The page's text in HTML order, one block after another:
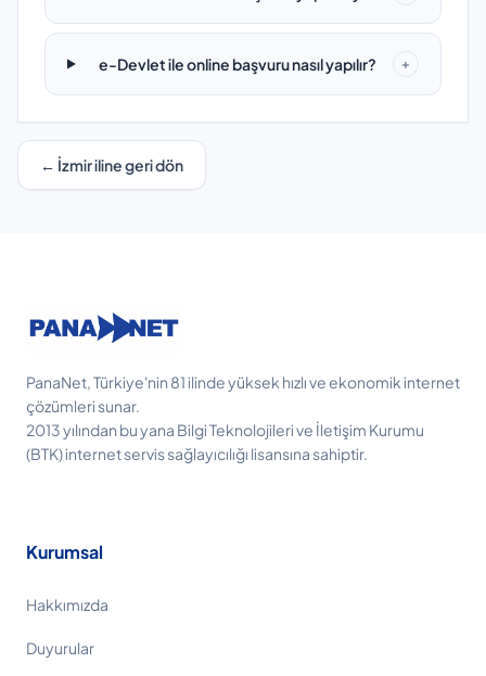
e-Devlet ile online başvuru nasıl yapılır? +
← İzmir iline geri dön
PanaNet, Türkiye'nin 81 ilinde yüksek hızlı ve ekonomik internet
çözümleri sunar.
2013 yılından bu yana Bilgi Teknolojileri ve İletişim Kurumu
(BTK) internet servis sağlayıcılığı lisansına sahiptir.
Kurumsal
Hakkımızda
Duyurular